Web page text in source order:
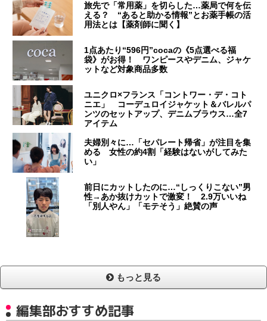
旅先で「常用薬」を切らした…薬局で何を伝
える？ “あると助かる情報”とお薬手帳の活
用法とは【薬剤師に聞く】
1点あたり“596円”cocaの《5点選べる福
袋》がお得！ ワンピースやデニム、ジャケ
ットなど対象商品多数
ユニクロ×フランス「コントワー・デ・コト
ニエ」 コーデュロイジャケット＆バレルパ
ンツのセットアップ、デニムブラウス…全7
アイテム
夫婦別々に…「セパレート帰省」が注目を集
める 女性の約4割「経験はないがしてみた
い」
前日にカットしたのに…“しっくりこない”男
性→あか抜けカットで激変！ 2.9万いいね
「別人やん」「モテそう」絶賛の声
もっと見る
編集部おすすめ記事